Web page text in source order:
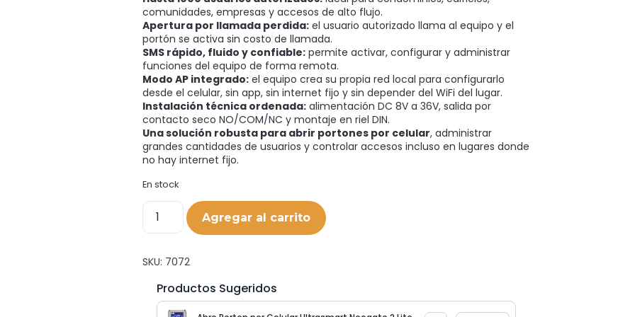
comunidades, empresas y accesos de alto flujo.
Apertura por llamada perdida: el usuario autorizado llama al equipo y el
portón se activa sin costo de llamada.
SMS rápido, fluido y confiable: permite activar, configurar y administrar
funciones del equipo de forma remota.
Modo AP integrado: el equipo crea su propia red local para configurarlo
desde el celular, sin app, sin internet fijo y sin depender del WiFi del lugar.
Instalación técnica ordenada: alimentación DC 8V a 36V, salida por
contacto seco NO/COM/NC y montaje en riel DIN.
Una solución robusta para abrir portones por celular, administrar
grandes cantidades de usuarios y controlar accesos incluso en lugares donde
no hay internet fijo.
En stock
Agregar al carrito
SKU: 7072
Productos Sugeridos